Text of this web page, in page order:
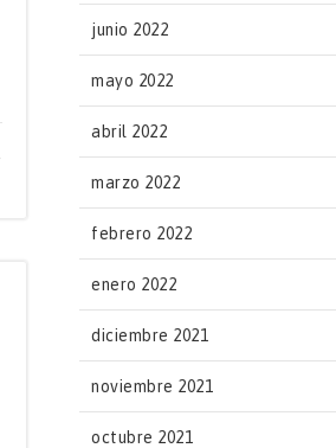
junio 2022
mayo 2022
abril 2022
marzo 2022
febrero 2022
enero 2022
diciembre 2021
noviembre 2021
octubre 2021